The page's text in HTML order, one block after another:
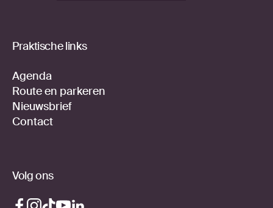
Praktische links
Agenda
Route en parkeren
Nieuwsbrief
Contact
Volg ons